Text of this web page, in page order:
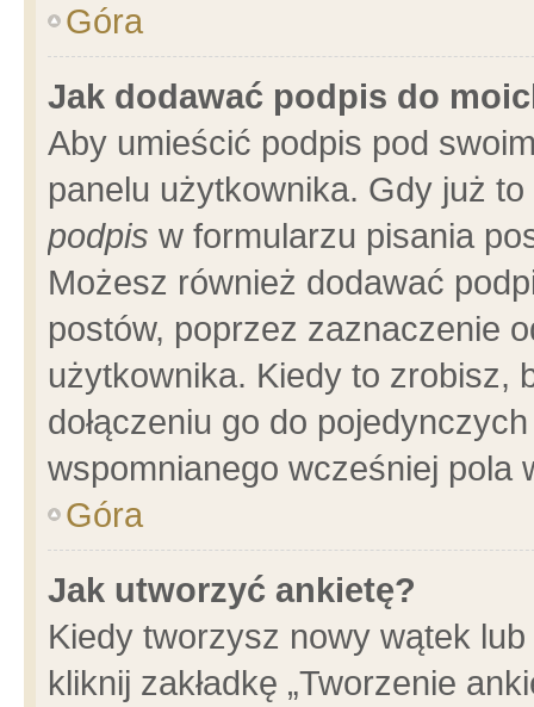
Góra
Jak dodawać podpis do
Aby umieścić podpis pod
panelu użytkownika. Gdy już
podpis w formularzu pisania
Możesz również dodawać
postów, poprzez zaznaczenie
użytkownika. Kiedy to zrobisz,
dołączeniu go do
wspomnianego wcześniej pola
Góra
Jak utworzyć ankietę?
Kiedy tworzysz nowy wątek
kliknij zakładkę „Tworzenie